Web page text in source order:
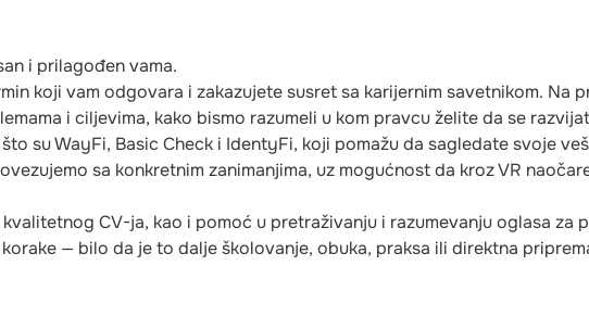
Smederevo
Požega
i prilagođen vama.
koji vam odgovara i zakazujete susret sa karijernim savetnikom. Na
i ciljevima, kako bismo razumeli u kom pravcu želite da se
su WayFi, Basic Check i IdentyFi, koji pomažu da sagledate svoje
sa konkretnim zanimanjima, uz mogućnost da kroz VR
CV-ja, kao i pomoć u pretraživanju i razumevanju oglasa za
— bilo da je to dalje školovanje, obuka, praksa ili direktna